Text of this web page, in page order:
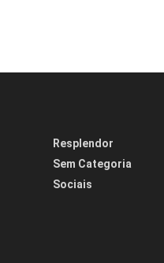
Resplendor
Sem Categoria
Sociais